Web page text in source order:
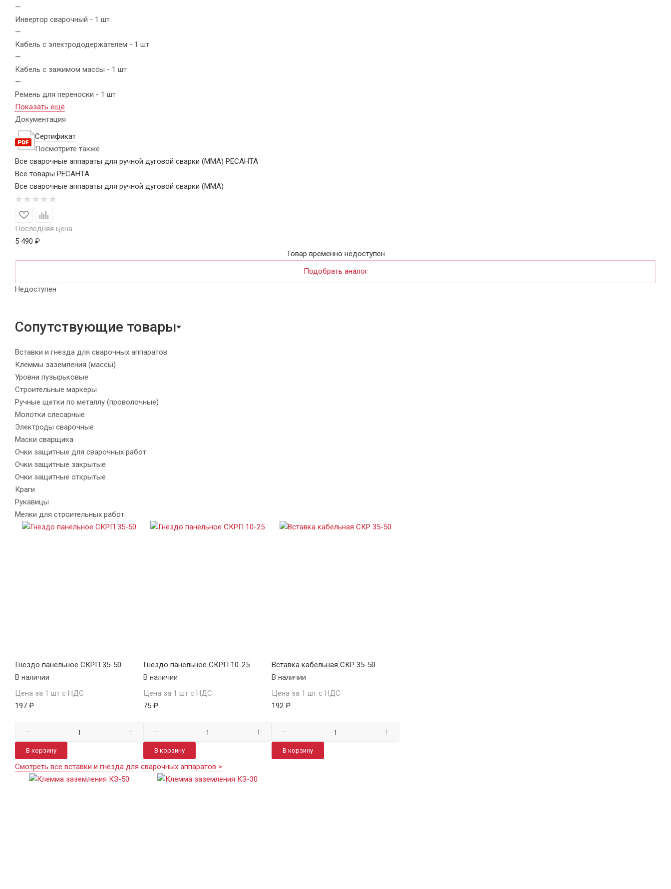
—
Инвертор сварочный - 1 шт
—
Кабель с электрододержателем - 1 шт
—
Кабель с зажимом массы - 1 шт
—
Ремень для переноски - 1 шт
Показать ещё
Документация
Сертификат
Посмотрите также
Все сварочные аппараты для ручной дуговой сварки (MMA) РЕСАНТА
Все товары РЕСАНТА
Все сварочные аппараты для ручной дуговой сварки (MMA)
Последняя цена
5 490 ₽
Товар временно недоступен
Подобрать аналог
Недоступен
Сопутствующие товары
Вставки и гнезда для сварочных аппаратов
Клеммы заземления (массы)
Уровни пузырьковые
Строительные маркеры
Ручные щетки по металлу (проволочные)
Молотки слесарные
Электроды сварочные
Маски сварщика
Очки защитные для сварочных работ
Очки защитные закрытые
Очки защитные открытые
Краги
Рукавицы
Мелки для строительных работ
Гнездо панельное СКРП 35-50
В наличии
Цена за 1 шт с НДС
197 ₽
В корзину
Гнездо панельное СКРП 10-25
В наличии
Цена за 1 шт с НДС
75 ₽
В корзину
Вставка кабельная СКР 35-50
В наличии
Цена за 1 шт с НДС
192 ₽
В корзину
Смотреть все вставки и гнезда для сварочных аппаратов >